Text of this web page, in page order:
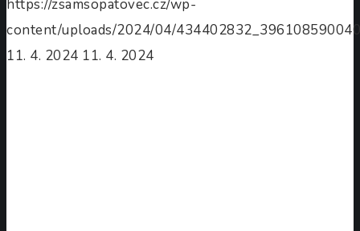
https://zsamsopatovec.cz/wp-
content/uploads/2024/04/
11. 4. 2024 11. 4. 2024